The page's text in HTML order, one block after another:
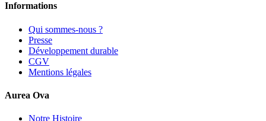
Informations
Qui sommes-nous ?
Presse
Développement durable
CGV
Mentions légales
Aurea Ova
Notre Histoire